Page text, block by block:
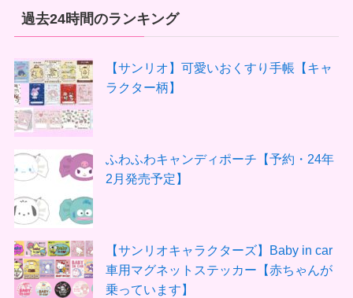
過去24時間のランキング
【サンリオ】可愛いおくすり手帳【キャ
ラクター柄】
ふわふわキャンディポーチ【予約・24年
2月発売予定】
【サンリオキャラクターズ】Baby in car
車用マグネットステッカー【赤ちゃんが
乗っています】